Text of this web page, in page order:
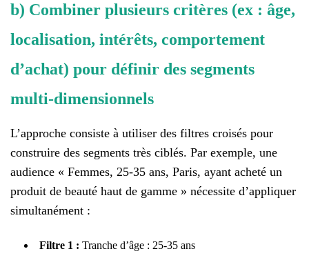
b) Combiner plusieurs critères (ex : âge,
localisation, intérêts, comportement
d’achat) pour définir des segments
multi-dimensionnels
L’approche consiste à utiliser des filtres croisés pour
construire des segments très ciblés. Par exemple, une
audience « Femmes, 25-35 ans, Paris, ayant acheté un
produit de beauté haut de gamme » nécessite d’appliquer
simultanément :
Filtre 1 : Tranche d’âge : 25-35 ans